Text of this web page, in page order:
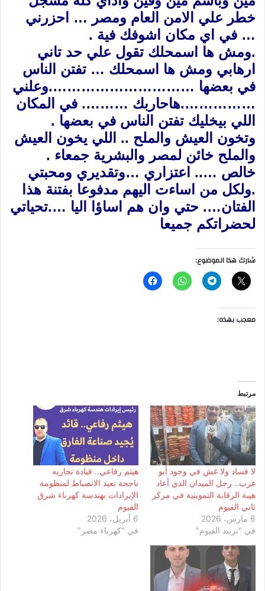
خطر علي الامن العام ومصر … احزرني
… في اي مكان اشوفك فية .
.ومش ها اسمحلك تقول علي حد تاني
ارهابي ومش ها اسمحلك … تفتن الناس
في بعضها ………………………….وعلني
…………….هاحاربك ………. في المكان
اللي بيخليك تفتن الناس في بعضها .
وتخون العيش والملح .. اللي يخون العيش
والملح خائن لمصر والبشرية جمعاء .
خالص ….. اعتزاري …وتقديري ومحبتي
.ولكل من اساءت اليهم مدفوعا بفتنة هذا
الفتان…. حتي وان هم اساؤا اليا ….تحياتي
لحضراتكم جميعا
شارك هذا الموضوع:
معجب بهذه:
مرتبط
لا فساد ولا غش في وجود أبو
غرب.. رجل الميدان الذي أعاد
هيبة الرقابة التموينية في مركز
ثاني الفيوم
6 مارس، 2026
في "تريند الفيوم"
هيثم رفاعي.. قيادة تجاريه
ناجحة تعيد الانضباط لمنظومة
الإيرادات بهندسة كهرباء شرق
الفيوم
6 أبريل، 2026
في "كهرباء مصر"